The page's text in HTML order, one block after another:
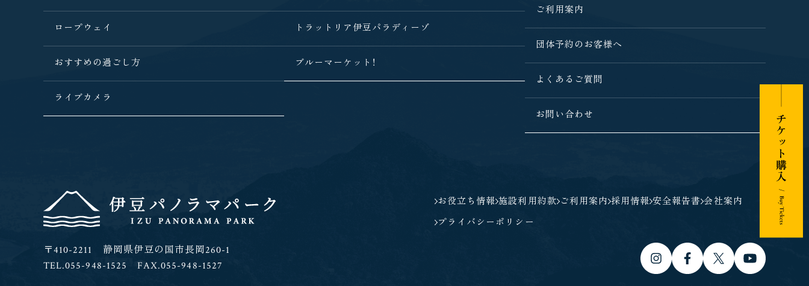
ロープウェイ
おすすめの過ごし方
ライブカメラ
トラットリア 伊豆パラディーゾ
ブルーマーケット！
ご利用案内
団体予約のお客様へ
よくあるご質問
お問い合わせ
〒410-2211 静岡県伊豆の国市長岡260-1
TEL.055-948-1525 FAX.055-948-1527
お役立ち情報 施設利用約款 ご利用案内 採用情報 安全報告書 会社案内
プライバシーポリシー